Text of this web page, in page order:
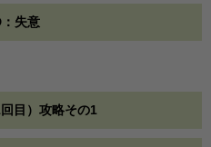
失意
目）攻略その1